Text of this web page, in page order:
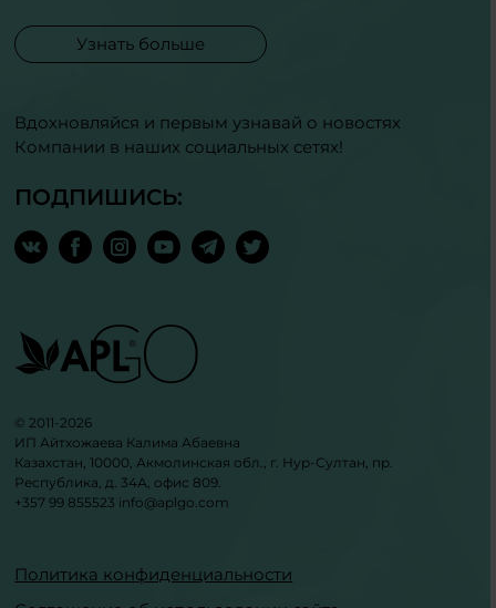
Узнать больше
Вдохновляйся и первым узнавай о новостях
Компании в наших социальных сетях!
ПОДПИШИСЬ:
© 2011-2026
ИП Айтхожаева Калима Абаевна
Казахстан, 10000, Акмолинская обл., г. Нур-Султан, пр.
Республика, д. 34А, офис 809.
+357 99 855523 info@aplgo.com
Политика конфиденциальности